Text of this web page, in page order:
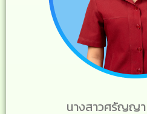
นางสาวศรัญญ